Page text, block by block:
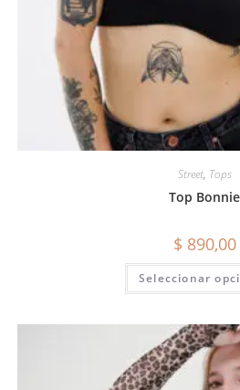
Street, Tops
Top Bonnie
$ 890,00
Seleccionar